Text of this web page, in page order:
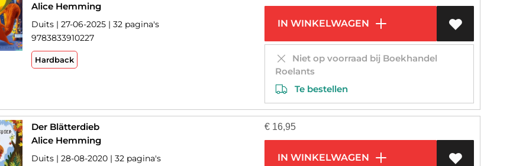
Alice Hemming
Duits | 27-06-2025 | 32 pagina's
9783833910227
Hardback
IN WINKELWAGEN
Niet op voorraad bij Boekhandel
Roelants
Te bestellen
Der Blätterdieb
Alice Hemming
Duits | 28-08-2020 | 32 pagina's
€ 16,95
IN WINKELWAGEN